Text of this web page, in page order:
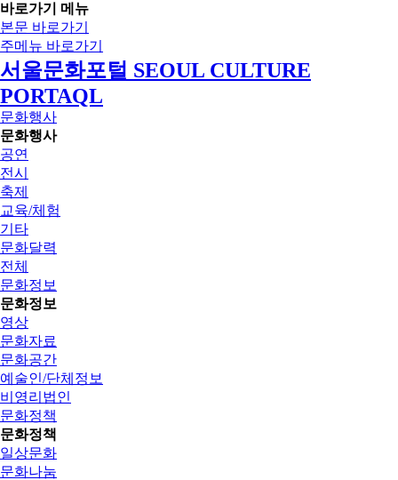
바로가기 메뉴
본문 바로가기
주메뉴 바로가기
서울문화포털 SEOUL CULTURE
PORTAQL
문화행사
문화행사
공연
전시
축제
교육/체험
기타
문화달력
전체
문화정보
문화정보
영상
문화자료
문화공간
예술인/단체정보
비영리법인
문화정책
문화정책
일상문화
문화나눔